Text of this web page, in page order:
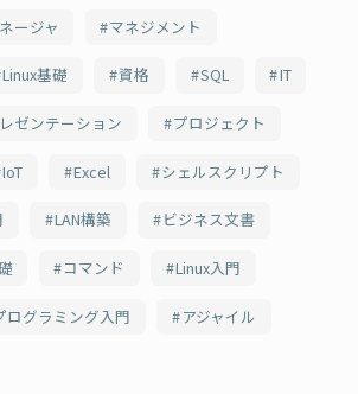
ージャ マネジメント
Linux基礎 資格 SQL IT
ゼンテーション プロジェクト
IoT Excel シェルスクリプト
LAN構築 ビジネス文書
コマンド Linux入門
ログラミング入門 アジャイル